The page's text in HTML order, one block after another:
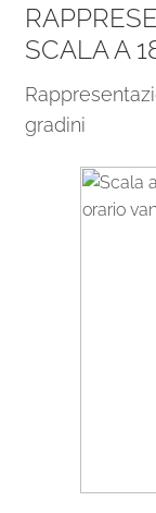
SCALA A
gradini